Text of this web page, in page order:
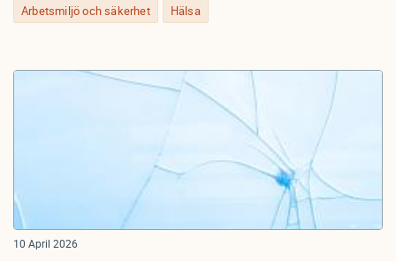
Arbetsmiljö och säkerhet Hälsa
10 April 2026